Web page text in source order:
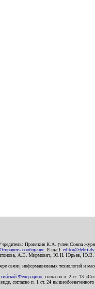
Пронякин К.А. (член Союза
Отправить сообщение . E-mail: editor@debri-
А.Э. Мирмович, Ю.Н.
связи, информационных технологий и
Федерации» , согласно п. 2 ст. 13
согласно п. 1 ст. 24